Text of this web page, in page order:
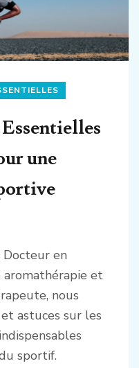
une
Docteur en
aromathérapie et
nous
astuces sur les
sportif.